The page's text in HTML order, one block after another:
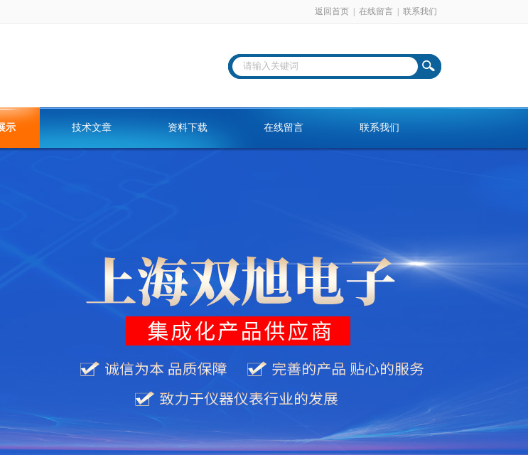
返回首页 在线留言 联系我们
示 技术文章 资料下载 在线留言 联系我们